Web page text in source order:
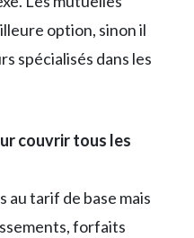
option, sinon il
spécialisés dans les
couvrir tous les
au tarif de base mais
forfaits